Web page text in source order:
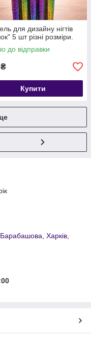
для дизайну нігтів
5 шт різні розміри.
до відправки
₴
Купити
Харків,